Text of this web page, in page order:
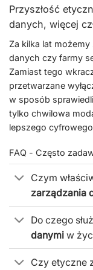
Przyszłość
danych, więcej
Za kilka lat
danych czy farmy
Zamiast tego
przetwarzane
w sposób
tylko chwilowa
lepszego
FAQ - Często
Czym
zarządzania
Do czego
danymi w
Czy etyczne